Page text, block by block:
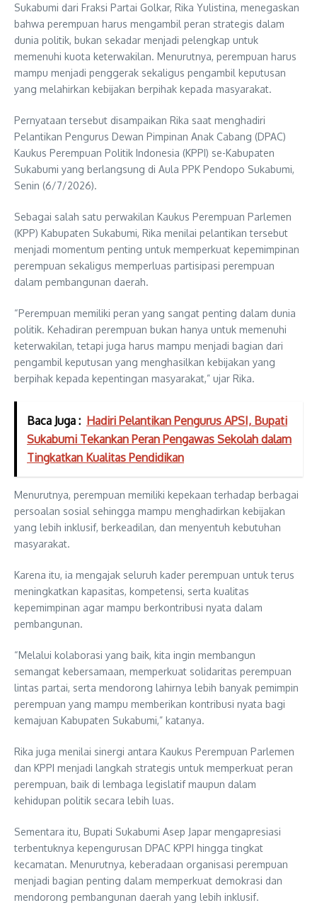
Sukabumi dari Fraksi Partai Golkar, Rika Yulistina, menegaskan
bahwa perempuan harus mengambil peran strategis dalam
dunia politik, bukan sekadar menjadi pelengkap untuk
memenuhi kuota keterwakilan. Menurutnya, perempuan harus
mampu menjadi penggerak sekaligus pengambil keputusan
yang melahirkan kebijakan berpihak kepada masyarakat.
Pernyataan tersebut disampaikan Rika saat menghadiri
Pelantikan Pengurus Dewan Pimpinan Anak Cabang (DPAC)
Kaukus Perempuan Politik Indonesia (KPPI) se-Kabupaten
Sukabumi yang berlangsung di Aula PPK Pendopo Sukabumi,
Senin (6/7/2026).
Sebagai salah satu perwakilan Kaukus Perempuan Parlemen
(KPP) Kabupaten Sukabumi, Rika menilai pelantikan tersebut
menjadi momentum penting untuk memperkuat kepemimpinan
perempuan sekaligus memperluas partisipasi perempuan
dalam pembangunan daerah.
“Perempuan memiliki peran yang sangat penting dalam dunia
politik. Kehadiran perempuan bukan hanya untuk memenuhi
keterwakilan, tetapi juga harus mampu menjadi bagian dari
pengambil keputusan yang menghasilkan kebijakan yang
berpihak kepada kepentingan masyarakat,” ujar Rika.
Baca Juga : Hadiri Pelantikan Pengurus APSI, Bupati
Sukabumi Tekankan Peran Pengawas Sekolah dalam
Tingkatkan Kualitas Pendidikan
Menurutnya, perempuan memiliki kepekaan terhadap berbagai
persoalan sosial sehingga mampu menghadirkan kebijakan
yang lebih inklusif, berkeadilan, dan menyentuh kebutuhan
masyarakat.
Karena itu, ia mengajak seluruh kader perempuan untuk terus
meningkatkan kapasitas, kompetensi, serta kualitas
kepemimpinan agar mampu berkontribusi nyata dalam
pembangunan.
“Melalui kolaborasi yang baik, kita ingin membangun
semangat kebersamaan, memperkuat solidaritas perempuan
lintas partai, serta mendorong lahirnya lebih banyak pemimpin
perempuan yang mampu memberikan kontribusi nyata bagi
kemajuan Kabupaten Sukabumi,” katanya.
Rika juga menilai sinergi antara Kaukus Perempuan Parlemen
dan KPPI menjadi langkah strategis untuk memperkuat peran
perempuan, baik di lembaga legislatif maupun dalam
kehidupan politik secara lebih luas.
Sementara itu, Bupati Sukabumi Asep Japar mengapresiasi
terbentuknya kepengurusan DPAC KPPI hingga tingkat
kecamatan. Menurutnya, keberadaan organisasi perempuan
menjadi bagian penting dalam memperkuat demokrasi dan
mendorong pembangunan daerah yang lebih inklusif.